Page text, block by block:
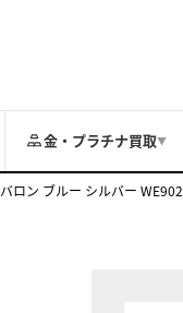
金・プラチナ買取▼
バロン ブルー シルバー